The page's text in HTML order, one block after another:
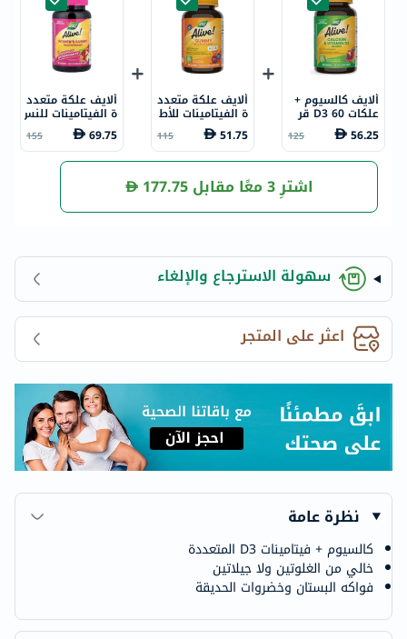
ألايف كالسيوم +
علكات D3 60 قر
ص
56.25
125
ألايف علكة متعدد
ة الفيتامينات للأط
فال، 60 قطعة
51.75
115
ألايف علكة متعدد
ة الفيتامينات للنس
اء من فواكه البس
تان وخضراوات الح
ديقة، حزمة من 60
69.75
155
اشترِ 3 معًا مقابل 177.75
سهولة الاسترجاع والإلغاء
اعثر على المتجر
نظرة عامة
كالسيوم + فيتامينات D3 المتعددة
خالي من الغلوتين ولا جيلاتين
فواكه البستان وخضروات الحديقة